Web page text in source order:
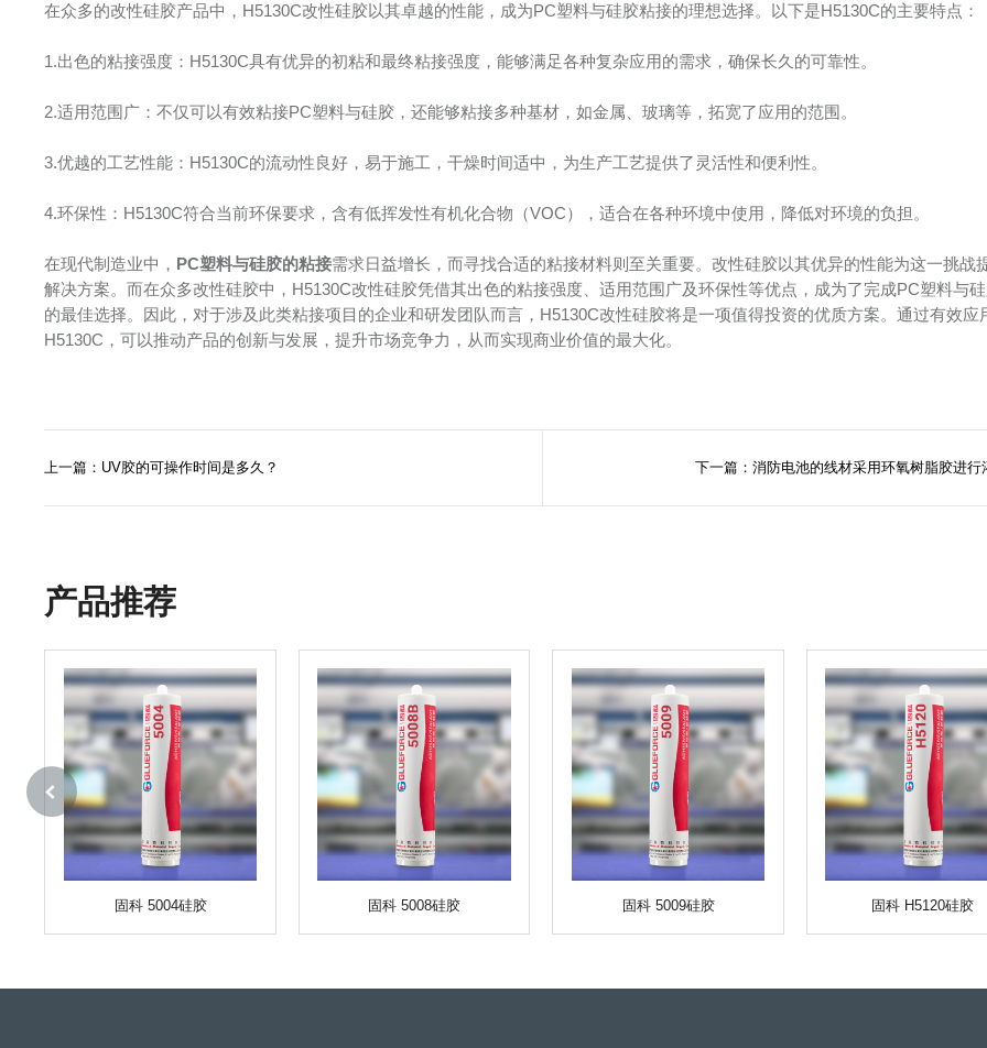
在众多的改性硅胶产品中，H5130C改性硅胶以其卓越的性能，成为PC塑料与硅胶粘接的理想选择。以下是H5130C的主要特点：
1.出色的粘接强度：H5130C具有优异的初粘和最终粘接强度，能够满足各种复杂应用的需求，确保长久的可靠性。
2.适用范围广：不仅可以有效粘接PC塑料与硅胶，还能够粘接多种基材，如金属、玻璃等，拓宽了应用的范围。
3.优越的工艺性能：H5130C的流动性良好，易于施工，干燥时间适中，为生产工艺提供了灵活性和便利性。
4.环保性：H5130C符合当前环保要求，含有低挥发性有机化合物（VOC），适合在各种环境中使用，降低对环境的负担。
在现代制造业中， PC塑料与硅胶的粘接需求日益增长，而寻找合适的粘接材料则至关重要。改性硅胶以其优异的性能为这一挑战
解决方案。而在众多改性硅胶中，H5130C改性硅胶凭借其出色的粘接强度、适用范围广及环保性等优点，成为了完成PC塑料与
的最佳选择。因此，对于涉及此类粘接项目的企业和研发团队而言，H5130C改性硅胶将是一项值得投资的优质方案。通过有效应
H5130C，可以推动产品的创新与发展，提升市场竞争力，从而实现商业价值的最大化。
上一篇：UV胶的可操作时间是多久？ 下一篇：消防电池的线材采用环氧树脂胶进行
产品推荐
固科 5004硅胶 固科 5008硅胶 固科 5009硅胶 固科 H5120硅胶